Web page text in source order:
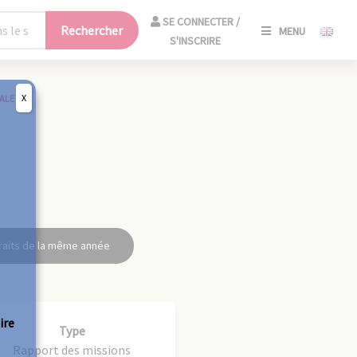
Rechercher
SE CONNECTER /
S'INSCRIRE
MENU
de la même année
Type
Rapport des missions
X